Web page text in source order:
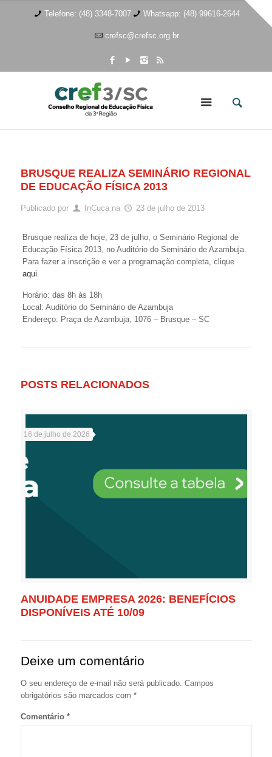
Telefone: (48) 3348-7007 Whatsapp: (48) 99616-2644
crefsc@crefsc.org.br
BRUSQUE REALIZA SEMINÁRIO REGIONAL
DE EDUCAÇÃO FÍSICA 2013
Publicado por InCuca na 23 de julho de 2013
Brusque realiza de hoje, 23 de julho, o Seminário Regional de
Educação Física 2013, no Auditório do Seminário de Azambuja.
Para fazer a inscrição e ver a programação completa, clique
aqui.
Horário: das 8h às 18h
Local: Auditório do Seminário de Azambuja
Endereço: Praça de Azambuja, 1076 – Brusque – SC
POSTS RELACIONADOS
16 de julho de 2026
ANUIDADE EMPRESA 2026: BENEFÍCIOS
DISPONÍVEIS ATÉ 10/09
Deixe um comentário
O seu endereço de e-mail não será publicado. Campos
obrigatórios são marcados com *
Comentário *